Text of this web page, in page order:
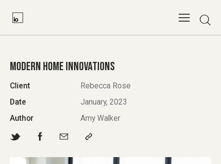
MODERN HOME INNOVATIONS
Client
Rebecca Rose
Date
January, 2023
Author
Amy Walker